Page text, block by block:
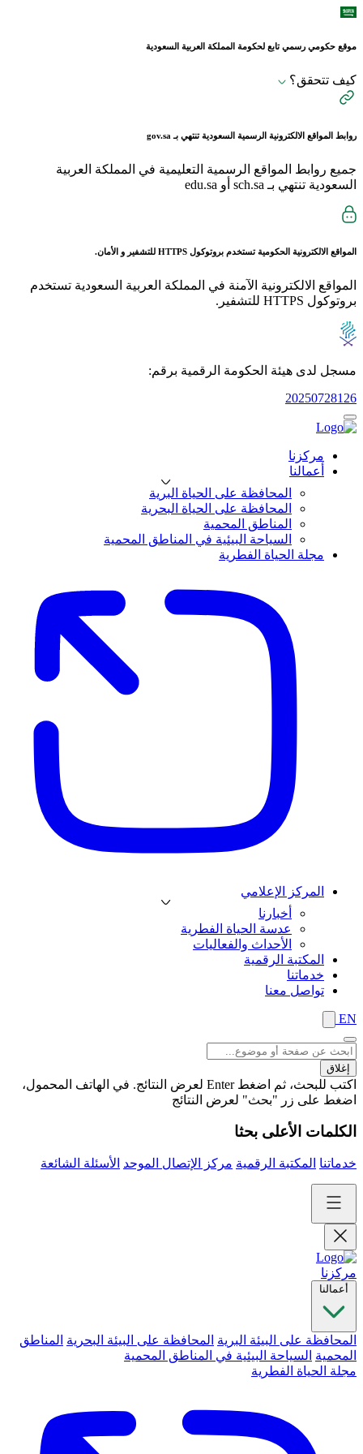
موقع حكومي رسمي تابع لحكومة المملكة العربية السعودية
كيف تتحقق؟
روابط المواقع الالكترونية الرسمية السعودية تنتهي بـ gov.sa
جميع روابط المواقع الرسمية التعليمية في المملكة العربية
السعودية تنتهي بـ sch.sa أو edu.sa
المواقع الالكترونية الحكومية تستخدم بروتوكول HTTPS للتشفير و الأمان.
المواقع الالكترونية الآمنة في المملكة العربية السعودية تستخدم
بروتوكول HTTPS للتشفير.
مسجل لدى هيئة الحكومة الرقمية برقم:
20250728126
مركزنا
أعمالنا
المحافظة على الحياة البرية
المحافظة على الحياة البحرية
المناطق المحمية
السياحة البيئية في المناطق المحمية
مجلة الحياة الفطرية
المركز الإعلامي
أخبارنا
عدسة الحياة الفطرية
الأحداث والفعاليات
المكتبة الرقمية
خدماتنا
تواصل معنا
EN
إغلاق
اكتب للبحث، ثم اضغط Enter لعرض النتائج. في الهاتف المحمول،
اضغط على زر "بحث" لعرض النتائج
الكلمات الأعلى بحثا
خدماتنا المكتبة الرقمية مركز الإتصال الموحد الأسئلة الشائعة
مركزنا
أعمالنا
المحافظة على البيئة البرية المحافظة على البيئة البحرية المناطق
المحمية السياحة البيئية في المناطق المحمية
مجلة الحياة الفطرية